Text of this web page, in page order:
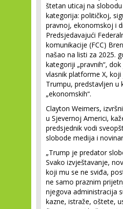
štetan uticaj na
kategorija: političkoj,
pravnoj, ekonomskoj i
Predsjedavajući
komunikacije (FCC)
našao na listi za 2025.
kategoriji „pravnih“,
vlasnik platforme X, koji
Trumpu, predstavljen u
„ekonomskih“.
Clayton Weimers,
u Sjevernoj Americi,
predsjednik vodi
slobode medija i
„Trump je predator
Svako izvještavanje,
koji mu se ne sviđa,
ne samo praznim
njegova administracija
kazne, istraže, oštete,